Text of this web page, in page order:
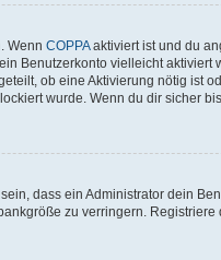
Wenn COPPAaktiviert ist und du
Benutzerkonto vielleicht
ob eine Aktivierung nötig ist
wurde. Wenn du dir sicher
dass ein Administrator dein
zu verringern.